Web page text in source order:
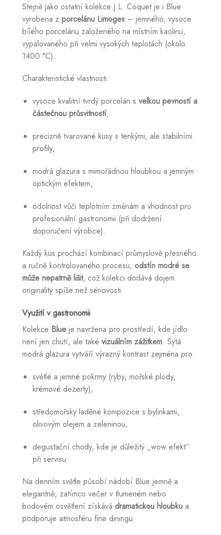
Stejně jako ostatní kolekce J.L. Coquet je i Blue
vyrobena z porcelánu Limoges – jemného, vysoce
bílého porcelánu založeného na místním kaolinu,
vypalovaného při velmi vysokých teplotách (okolo
1400 °C).
Charakteristické vlastnosti:
vysoce kvalitní tvrdý porcelán s velkou pevností a
částečnou průsvitností,
precizně tvarované kusy s tenkými, ale stabilními
profily,
modrá glazura s mimořádnou hloubkou a jemným
optickým efektem,
odolnost vůči teplotním změnám a vhodnost pro
profesionální gastronomii (při dodržení
doporučení výrobce).
Každý kus prochází kombinací průmyslově přesného
a ručně kontrolovaného procesu; odstín modré se
může nepatrně lišit, což kolekci dodává dojem
originality spíše než sériovosti.
Využití v gastronomii
Kolekce Blue je navržena pro prostředí, kde jídlo
není jen chutí, ale také vizuálním zážitkem. Sytá
modrá glazura vytváří výrazný kontrast zejména pro:
světlé a jemné pokrmy (ryby, mořské plody,
krémové dezerty),
středomořsky laděné kompozice s bylinkami,
olivovým olejem a zeleninou,
degustační chody, kde je důležitý „wow efekt“
při servisu.
Na denním světle působí nádobí Blue jemně a
elegantně, zatímco večer v tlumeném nebo
bodovém osvětlení získává dramatickou hloubku a
podporuje atmosféru fine diningu.